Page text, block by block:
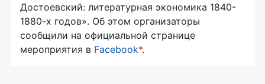
Достоевский: литературная экономика 1840-
1880-х годов». Об этом организаторы
сообщили на официальной странице
мероприятия в Facebook*.